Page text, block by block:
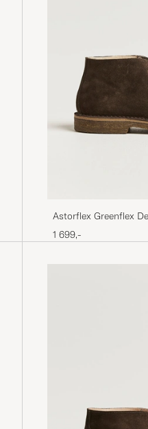
Astorflex Greenflex
Suede
1 699,-